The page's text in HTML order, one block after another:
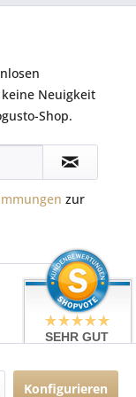
Neuigkeit
Shop.
zur
Konfigurieren
SEHR GUT
aus 42 Bewertungen
bei: shopvote.de